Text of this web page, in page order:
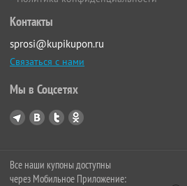
Контакты
sprosi@kupikupon.ru
Связаться с нами
Мы в Соцсетях
Все наши купоны доступны
через Мобильное Приложение: